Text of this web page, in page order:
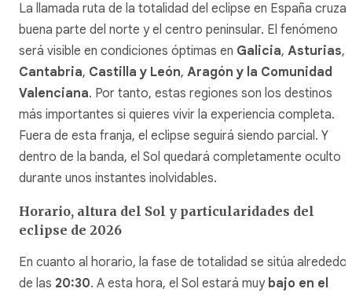
La llamada ruta de la totalidad del eclipse en España
buena parte del norte y el centro peninsular. El fenómeno
será visible en condiciones óptimas en Galicia, Asturias,
Cantabria, Castilla y León, Aragón y la Comunidad
Valenciana. Por tanto, estas regiones son los destinos
más importantes si quieres vivir la experiencia completa.
Fuera de esta franja, el eclipse seguirá siendo parcial. Y
dentro de la banda, el Sol quedará completamente oculto
durante unos instantes inolvidables.
Horario, altura del Sol y particularidades del
eclipse de 2026
En cuanto al horario, la fase de totalidad se sitúa alrededor
de las 20:30. A esta hora, el Sol estará muy bajo en el